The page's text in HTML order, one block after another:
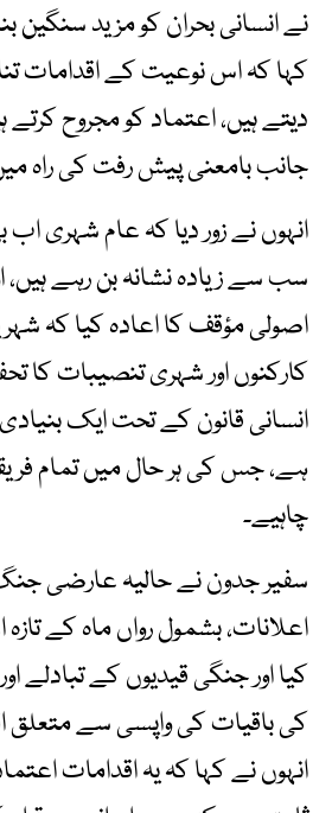
نے انسانی بحران کو مزید سنگین
کہا کہ اس نوعیت کے اقدامات
دیتے ہیں، اعتماد کو مجروح کرتے
جانب بامعنی پیش رفت کی راہ
انہوں نے زور دیا کہ عام شہری اب
سب سے زیادہ نشانہ بن رہے
اصولی مؤقف کا اعادہ کیا کہ
کارکنوں اور شہری تنصیبات کا
انسانی قانون کے تحت ایک
ہے، جس کی ہر حال میں تمام
چاہیے۔
سفیر جدون نے حالیہ عارضی
اعلانات، بشمول رواں ماہ کے
کیا اور جنگی قیدیوں کے تبادلے
کی باقیات کی واپسی سے متعلق
انہوں نے کہا کہ یہ اقدامات